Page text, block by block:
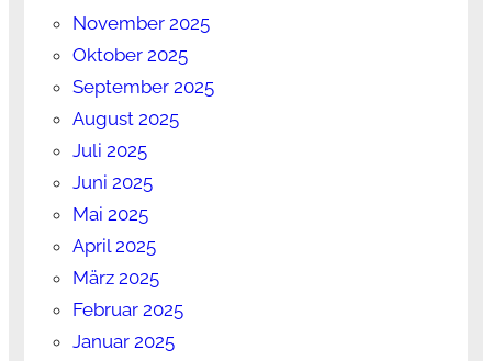
November 2025
Oktober 2025
September 2025
August 2025
Juli 2025
Juni 2025
Mai 2025
April 2025
März 2025
Februar 2025
Januar 2025